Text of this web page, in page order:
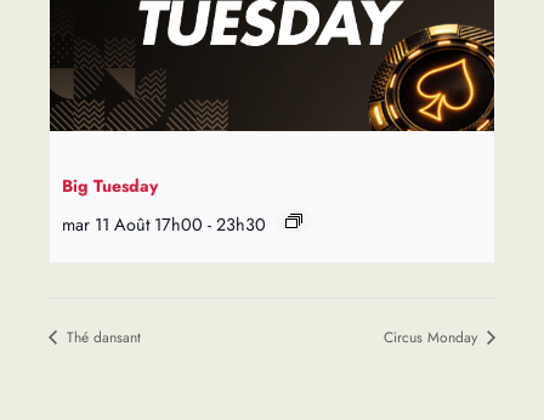
Big Tuesday
mar 11 Août 17h00 - 23h30
Thé dansant Circus Monday